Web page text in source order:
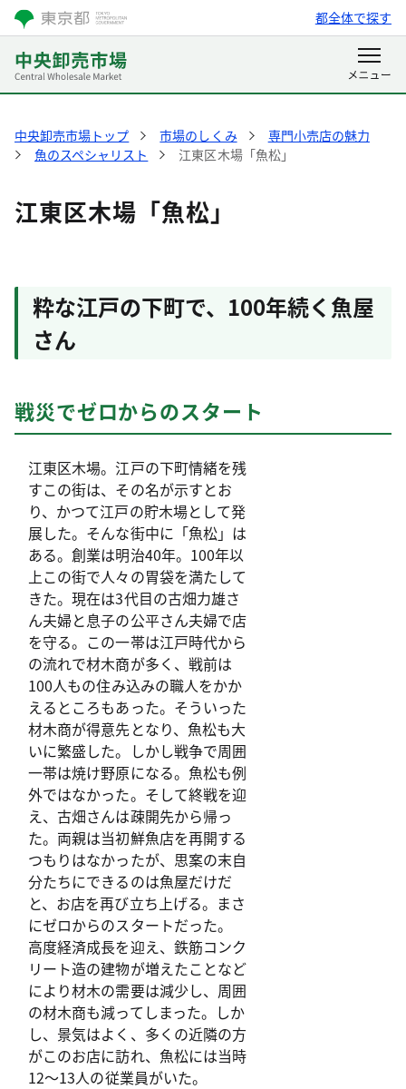
都全体で探す
中央卸売市場トップ 市場のしくみ
専門小売店の魅力
魚のスペシャリスト
江東区木場「魚松」
江東区木場「魚松」
粋な江戸の下町で、100年続く魚屋
さん
戦災でゼロからのスタート
江東区木場。江戸の下町情緒を残
すこの街は、その名が示すとお
り、かつて江戸の貯木場として発
展した。そんな街中に「魚松」は
ある。創業は明治40年。100年以
上この街で人々の胃袋を満たして
きた。現在は3代目の古畑力雄さ
ん夫婦と息子の公平さん夫婦で店
を守る。この一帯は江戸時代から
の流れで材木商が多く、戦前は
100人もの住み込みの職人をかか
えるところもあった。そういった
材木商が得意先となり、魚松も大
いに繁盛した。しかし戦争で周囲
一帯は焼け野原になる。魚松も例
外ではなかった。そして終戦を迎
え、古畑さんは疎開先から帰っ
た。両親は当初鮮魚店を再開する
つもりはなかったが、思案の末自
分たちにできるのは魚屋だけだ
と、お店を再び立ち上げる。まさ
にゼロからのスタートだった。
高度経済成長を迎え、鉄筋コンク
リート造の建物が増えたことなど
により材木の需要は減少し、周囲
の材木商も減ってしまった。しか
し、景気はよく、多くの近隣の方
がこのお店に訪れ、魚松には当時
12～13人の従業員がいた。